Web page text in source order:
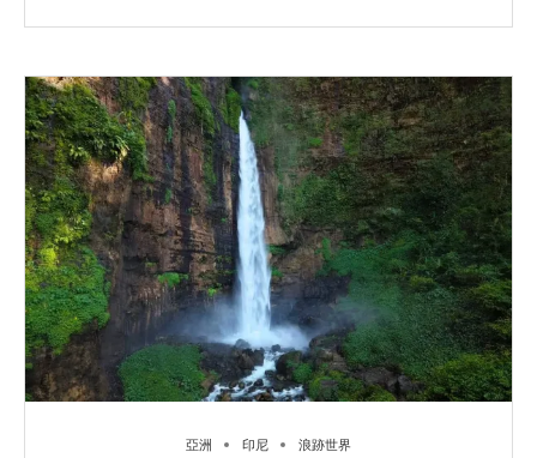
亞洲 印尼 浪跡世界